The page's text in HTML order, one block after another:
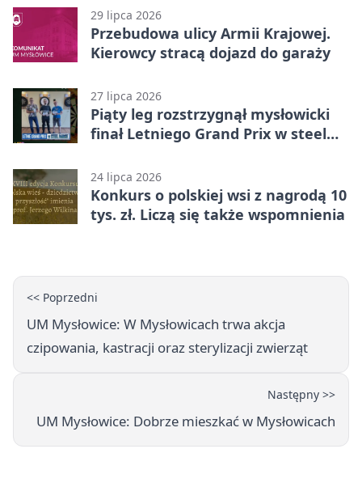
29 lipca 2026
Przebudowa ulicy Armii Krajowej.
Kierowcy stracą dojazd do garaży
27 lipca 2026
Piąty leg rozstrzygnął mysłowicki
finał Letniego Grand Prix w steel
24 lipca 2026
Konkurs o polskiej wsi z nagrodą 10
tys. zł. Liczą się także wspomnienia
<< Poprzedni
UM Mysłowice: W Mysłowicach trwa akcja
czipowania, kastracji oraz sterylizacji zwierząt
Następny >>
UM Mysłowice: Dobrze mieszkać w Mysłowicach